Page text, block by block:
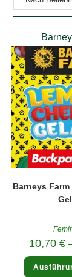
Barneys
10,70€